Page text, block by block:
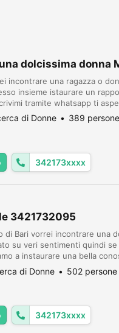
dolcissima donna
incontrare una ragazza o
insieme istaurare un
tramite whatsapp ti
di Donne 389
342173xxxx
3421732095
di Bari vorrei incontrare una
su veri sentimenti quindi
a instaurare una bella
E PROVINCIA,
) ...
di Donne 502
342173xxxx